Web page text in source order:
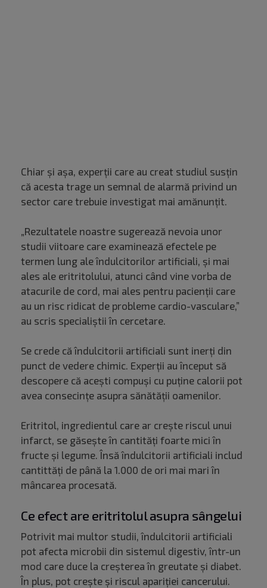
Chiar și așa, experții care au creat studiul susțin
că acesta trage un semnal de alarmă privind un
sector care trebuie investigat mai amănunțit.
„Rezultatele noastre sugerează nevoia unor
studii viitoare care examinează efectele pe
termen lung ale îndulcitorilor artificiali, și mai
ales ale eritritolului, atunci când vine vorba de
atacurile de cord, mai ales pentru pacienții care
au un risc ridicat de probleme cardio-vasculare,”
au scris specialiștii în cercetare.
Se crede că îndulcitorii artificiali sunt inerți din
punct de vedere chimic. Experții au început să
descopere că acești compuși cu puține calorii pot
avea consecințe asupra sănătății oamenilor.
Eritritol, ingredientul care ar crește riscul unui
infarct, se găsește în cantități foarte mici în
fructe și legume. Însă îndulcitorii artificiali includ
cantittăți de până la 1.000 de ori mai mari în
mâncarea procesată.
Ce efect are eritritolul asupra sângelui
Potrivit mai multor studii, îndulcitorii artificiali
pot afecta microbii din sistemul digestiv, într-un
mod care duce la creșterea în greutate și diabet.
În plus, pot crește și riscul apariției cancerului.